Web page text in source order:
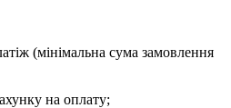
(мінімальна сума замовлення
на оплату;